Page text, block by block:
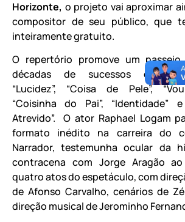
Horizonte, o projeto vai aproximar
compositor de seu público, que
inteiramente gratuito.
O repertório promove um
décadas de sucessos como
“Lucidez”, “Coisa de Pele”,
“Coisinha do Pai”, “Identidade”
Atrevido”. O ator Raphael Logam
formato inédito na carreira do
Narrador, testemunha ocular da
contracena com Jorge Aragão
quatro atos do espetáculo, com
de Afonso Carvalho, cenários de
direção musical de Jerominho